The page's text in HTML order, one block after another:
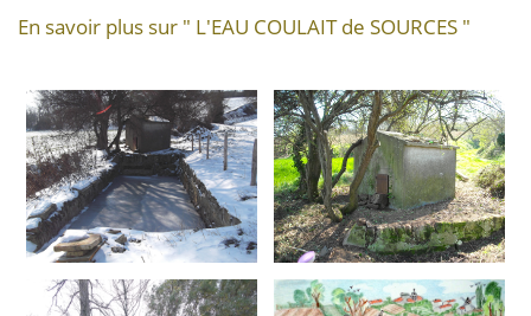
En savoir plus sur " L'EAU COULAIT de SOURCES "